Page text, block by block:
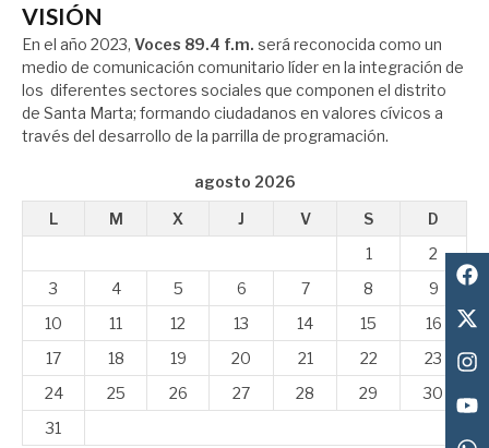
VISIÓN
En el año 2023, Voces 89.4 f.m. será reconocida como un
medio de comunicación comunitario líder en la integración de
los diferentes sectores sociales que componen el distrito
de Santa Marta; formando ciudadanos en valores cívicos a
través del desarrollo de la parrilla de programación.
agosto 2026
L
M X J V S
D
1
2
3
4 5 6 7 8
9
10
11 12 13 14 15
16
17
18 19 20 21 22
23
24
25 26 27 28 29
30
31